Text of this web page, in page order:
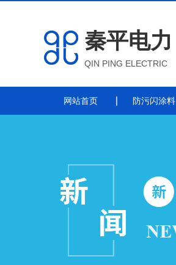
秦平电力
QIN PING ELECTRIC
网站首页 防污闪涂料